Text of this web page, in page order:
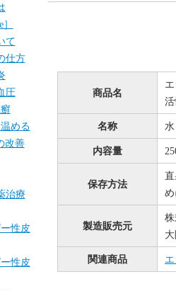
商品名
名称 水
内容量
保存方法
製造販売元
関連商品